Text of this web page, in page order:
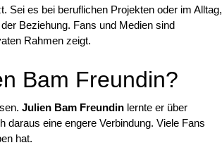
Sei es bei beruflichen Projekten oder im Alltag,
Beziehung. Fans und Medien sind
Rahmen zeigt.
Bam Freundin?
Julien Bam Freundin lernte er über
eine engere Verbindung. Viele Fans
hat.